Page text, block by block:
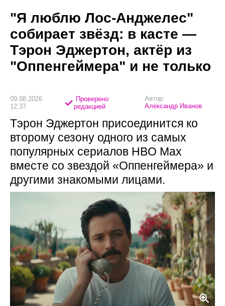
"Я люблю Лос-Анджелес"
собирает звёзд: в касте —
Тэрон Эджертон, актёр из
"Оппенгеймера" и не только
09.08.2026
12:37
Проверено
редакцией
Автор:
Александр Иванов
Тэрон Эджертон присоединится ко
второму сезону одного из самых
популярных сериалов HBO Max
вместе со звездой «Оппенгеймера» и
другими знакомыми лицами.